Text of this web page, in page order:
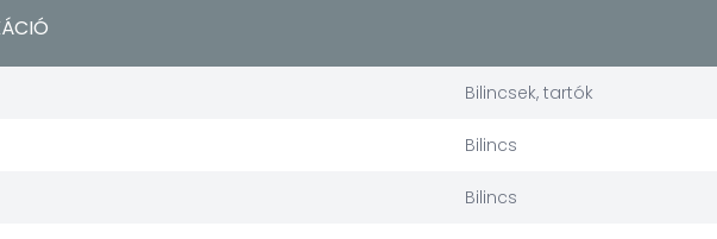
Bilincsek, tartók
Bilincs
Bilincs